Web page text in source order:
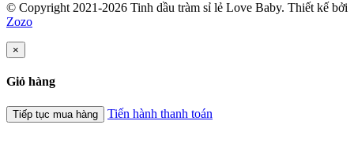
© Copyright 2021-2026 Tinh dầu tràm sỉ lẻ Love Baby. Thiết kế bởi
Zozo
×
Giỏ hàng
Tiếp tục mua hàng Tiến hành thanh toán